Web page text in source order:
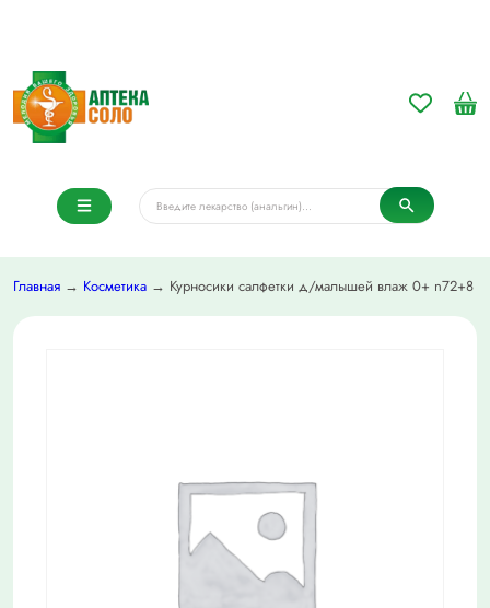
Главная → Косметика → Курносики салфетки д/малышей влаж 0+ n72+8